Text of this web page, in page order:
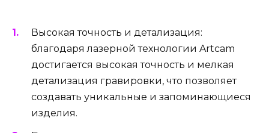
Высокая точность и детализация:
благодаря лазерной технологии Artcam
достигается высокая точность и мелкая
детализация гравировки, что позволяет
создавать уникальные и запоминающиеся
изделия.